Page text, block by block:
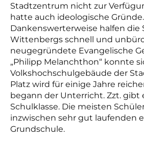
Stadtzentrum nicht zur
hatte auch ideologische Gründe.
Dankenswerterweise halfen die
Wittenbergs schnell und
neugegründete Evangelische
„Philipp Melanchthon“ konnte
Volkshochschulgebäude der
Platz wird für einige Jahre
begann der Unterricht. Zzt. gibt
Schulklasse. Die meisten
inzwischen sehr gut laufenden
Grundschule.